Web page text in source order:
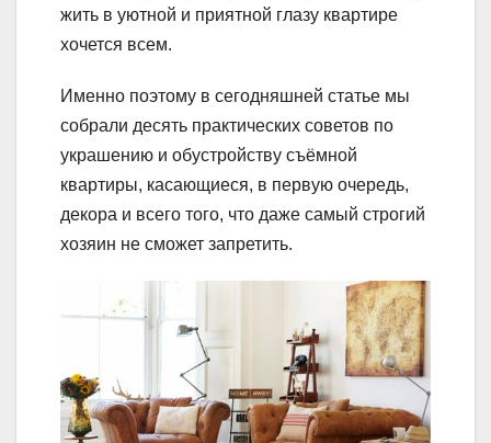
жить в уютной и приятной глазу квартире
хочется всем.
Именно поэтому в сегодняшней статье мы
собрали десять практических советов по
украшению и обустройству съёмной
квартиры, касающиеся, в первую очередь,
декора и всего того, что даже самый строгий
хозяин не сможет запретить.